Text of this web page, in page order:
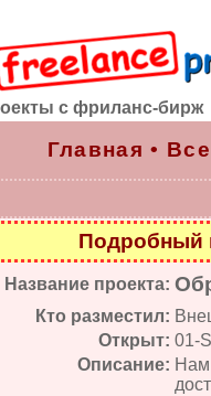
с фриланс-бирж
Главная •
Подробный
Название проекта:
Кто разместил:
Открыт: 01-
Описание: Нам